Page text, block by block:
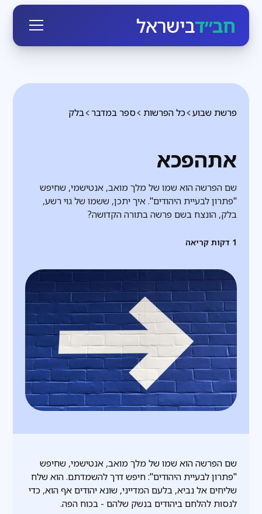
חב״דבישראל
בלק ספר במדבר כל הפרשות פרשת שבוע
אתהפכא
שם הפרשה הוא שמו של מלך מואב, אנטישמי, שחיפש
"פתרון לבעיית היהודים". איך יתכן, ששמו של גוי רשע,
בלק, הונצח בשם פרשה בתורה הקדושה?
1 דקות קריאה
שם הפרשה הוא שמו של מלך מואב, אנטישמי, שחיפש
"פתרון לבעיית היהודים": חיפש דרך להשמדתם. הוא שלח
שליחים אל נביא, בלעם המדייני, שונא יהודים אף הוא, כדי
לנסות להלחם ביהודים בנשק שלהם - בכוח הפה.